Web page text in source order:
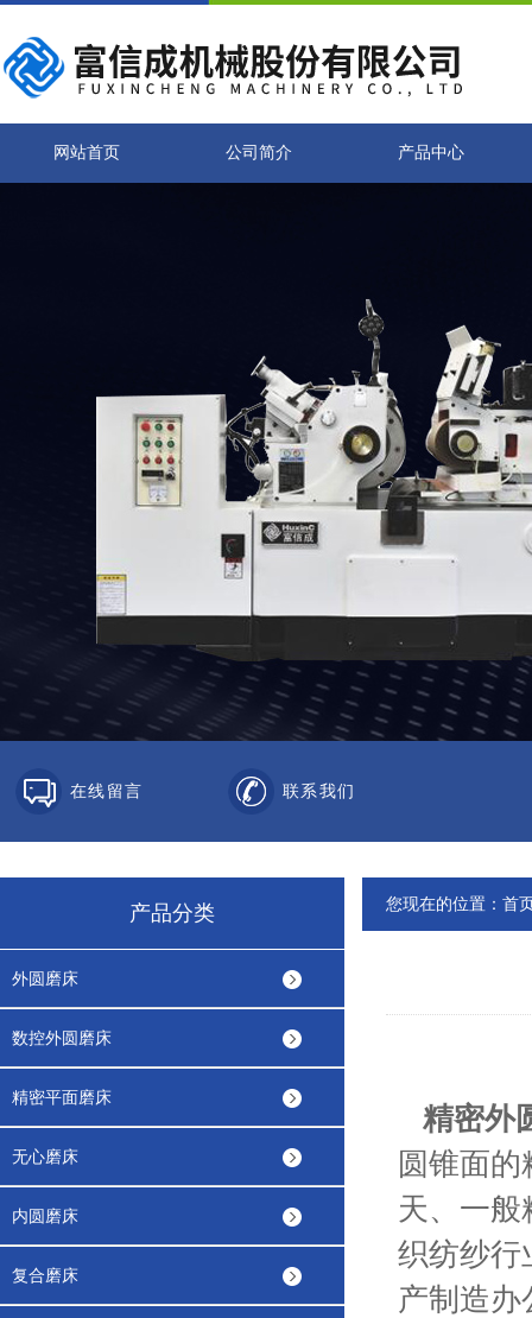
网站首页 公司简介 产品中心
在线留言 联系我们
产品分类
外圆磨床
数控外圆磨床
精密平面磨床
无心磨床
内圆磨床
复合磨床
您现在的位置： 首
精密外
圆锥面
天、一
织纺纱行
产制造